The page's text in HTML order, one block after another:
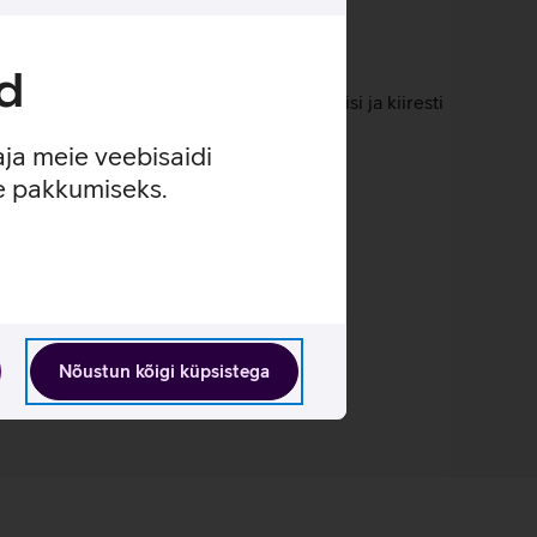
meie veebisaidi
pakkumiseks.
Nõustun kõigi küpsistega
eristada sündmuste keerises dünaamilisi ja kiiresti
otsustavatel hetkedel.